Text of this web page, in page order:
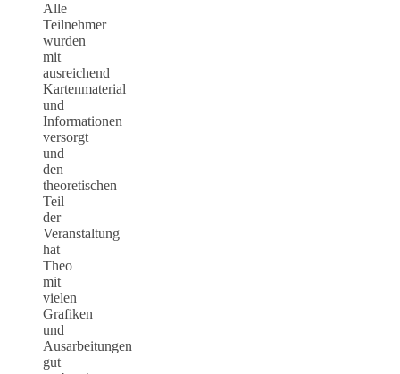
Alle
Teilnehmer
wurden
mit
ausreichend
Kartenmaterial
und
Informationen
versorgt
und
den
theoretischen
Teil
der
Veranstaltung
hat
Theo
mit
vielen
Grafiken
und
Ausarbeitungen
gut